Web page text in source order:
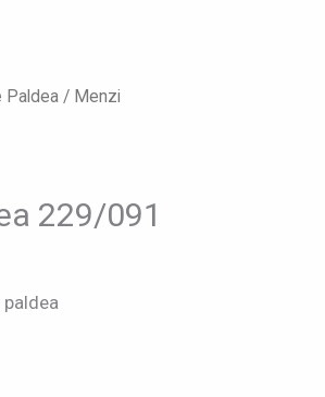
Paldea / Menzi
229/091
paldea